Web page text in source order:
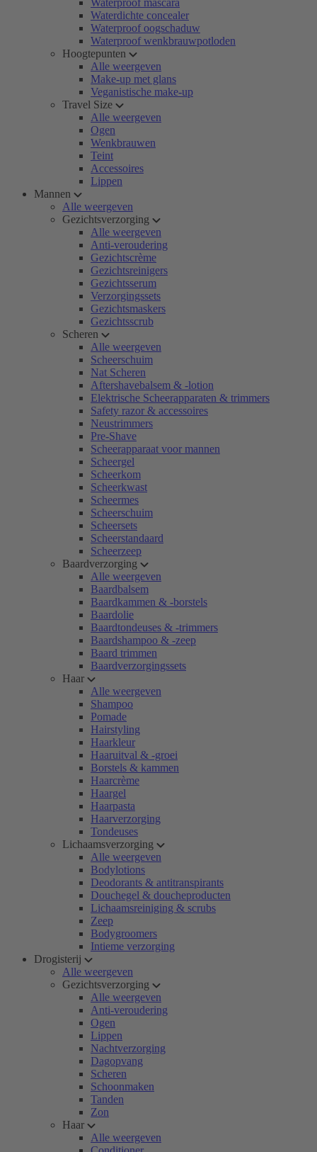
Waterproof mascara
Waterdichte concealer
Waterproof oogschaduw
Waterproof wenkbrauwpotloden
Hoogtepunten
Alle weergeven
Make-up met glans
Veganistische make-up
Travel Size
Alle weergeven
Ogen
Wenkbrauwen
Teint
Accessoires
Lippen
Mannen
Alle weergeven
Gezichtsverzorging
Alle weergeven
Anti-veroudering
Gezichtscrème
Gezichtsreinigers
Gezichtsserum
Verzorgingssets
Gezichtsmaskers
Gezichtsscrub
Scheren
Alle weergeven
Scheerschuim
Nat Scheren
Aftershavebalsem & -lotion
Elektrische Scheerapparaten & trimmers
Safety razor & accessoires
Neustrimmers
Pre-Shave
Scheerapparaat voor mannen
Scheergel
Scheerkom
Scheerkwast
Scheermes
Scheerschuim
Scheersets
Scheerstandaard
Scheerzeep
Baardverzorging
Alle weergeven
Baardbalsem
Baardkammen & -borstels
Baardolie
Baardtondeuses & -trimmers
Baardshampoo & -zeep
Baard trimmen
Baardverzorgingssets
Haar
Alle weergeven
Shampoo
Pomade
Hairstyling
Haarkleur
Haaruitval & -groei
Borstels & kammen
Haarcrème
Haargel
Haarpasta
Haarverzorging
Tondeuses
Lichaamsverzorging
Alle weergeven
Bodylotions
Deodorants & antitranspirants
Douchegel & doucheproducten
Lichaamsreiniging & scrubs
Zeep
Bodygroomers
Intieme verzorging
Drogisterij
Alle weergeven
Gezichtsverzorging
Alle weergeven
Anti-veroudering
Ogen
Lippen
Nachtverzorging
Dagopvang
Scheren
Schoonmaken
Tanden
Zon
Haar
Alle weergeven